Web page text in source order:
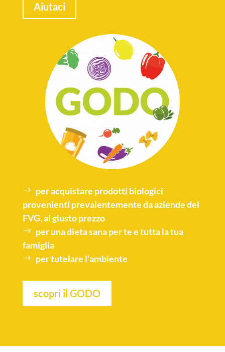
Aiutaci
per acquistare prodotti biologici
provenienti prevalentemente da aziende del
FVG, al giusto prezzo
per unadieta sanaper te e tutta la tua
famiglia
per tutelare l’ambiente
scopri il GODO